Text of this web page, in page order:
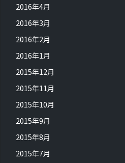
2016年4月
2016年3月
2016年2月
2016年1月
2015年12月
2015年11月
2015年10月
2015年9月
2015年8月
2015年7月